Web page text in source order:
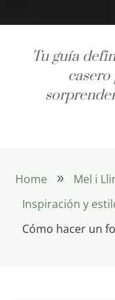
Tu guía
casero
Home 9 Mel i
Inspiración y
Cómo hacer un